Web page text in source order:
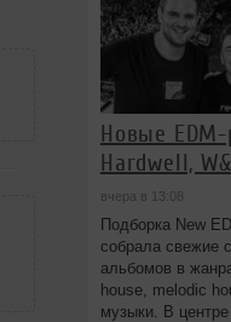
Новые EDM-
Hardwell,
вчера в 13:08
Подборка New
собрала свежие
альбомов в
house, melodic
музыки. В